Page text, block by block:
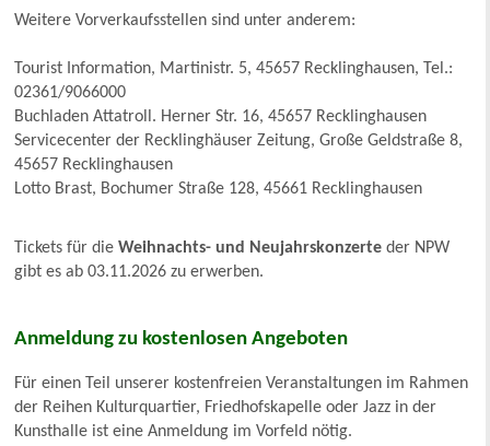
Weitere Vorverkaufsstellen sind unter anderem:
Tourist Information, Martinistr. 5, 45657 Recklinghausen, Tel.:
02361/9066000
Buchladen Attatroll. Herner Str. 16, 45657 Recklinghausen
Servicecenter der Recklinghäuser Zeitung, Große Geldstraße 8,
45657 Recklinghausen
Lotto Brast, Bochumer Straße 128, 45661 Recklinghausen
Tickets für dieWeihnachts- und Neujahrskonzerte der NPW
gibt es ab 03.11.2026 zu erwerben.
Anmeldung zu kostenlosen Angeboten
Für einen Teil unserer kostenfreien Veranstaltungen im Rahmen
der Reihen Kulturquartier, Friedhofskapelle oder Jazz in der
Kunsthalle ist eine Anmeldung im Vorfeld nötig.